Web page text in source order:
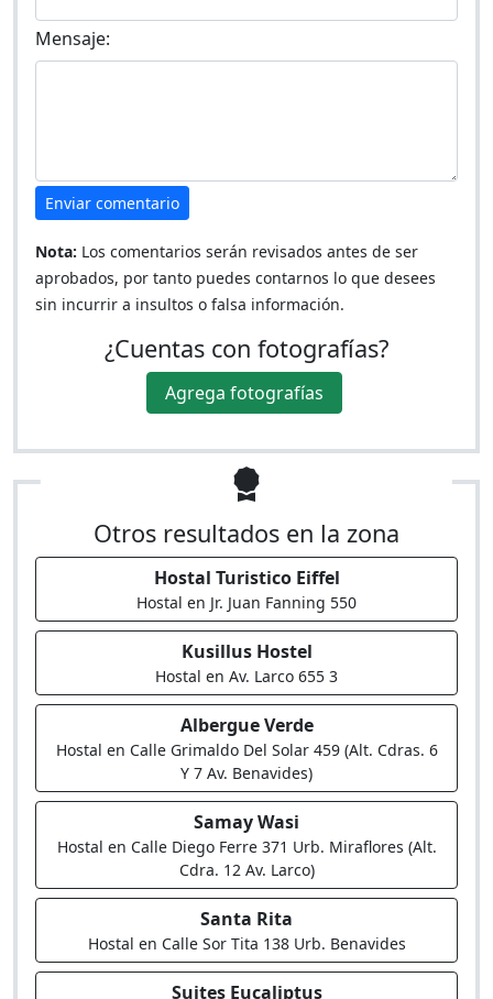
Mensaje:
Enviar comentario
Nota: Los comentarios serán revisados antes de ser
aprobados, por tanto puedes contarnos lo que desees
sin incurrir a insultos o falsa información.
¿Cuentas con fotografías?
Agrega fotografías
Otros resultados en la zona
Hostal Turistico Eiffel
Hostal en Jr. Juan Fanning 550
Kusillus Hostel
Hostal en Av. Larco 655 3
Albergue Verde
Hostal en Calle Grimaldo Del Solar 459 (Alt. Cdras. 6
Y 7 Av. Benavides)
Samay Wasi
Hostal en Calle Diego Ferre 371 Urb. Miraflores (Alt.
Cdra. 12 Av. Larco)
Santa Rita
Hostal en Calle Sor Tita 138 Urb. Benavides
Suites Eucaliptus